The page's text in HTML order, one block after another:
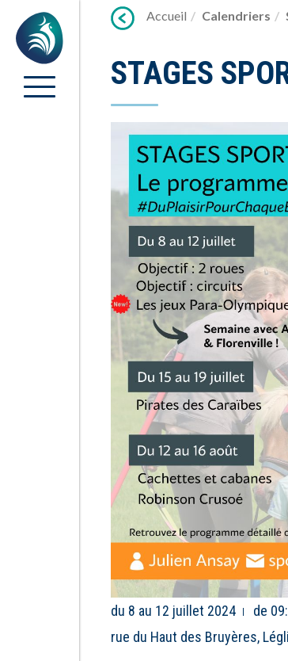
Accueil Calendriers
STAGES
du 8 au 12 juillet 2024
de
rue du Haut des Bruyères,